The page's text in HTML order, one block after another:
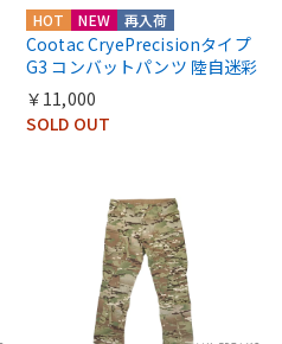
HOT NEW 再入荷
Cootac CryePrecisionタイプ
G3 コンバットパンツ 陸自迷彩
￥11,000
SOLD OUT